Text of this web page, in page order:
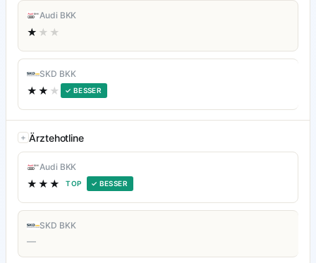
Audi BKK
★ ★★
SKD BKK
★★ ★ ✓ BESSER
Ärztehotline
Audi BKK
★★★ TOP ✓ BESSER
SKD BKK
—